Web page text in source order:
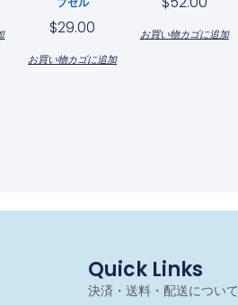
$29.00
お買い物カゴに追加
お買い物カゴに追加
Quick Links
決済・送料・配送について